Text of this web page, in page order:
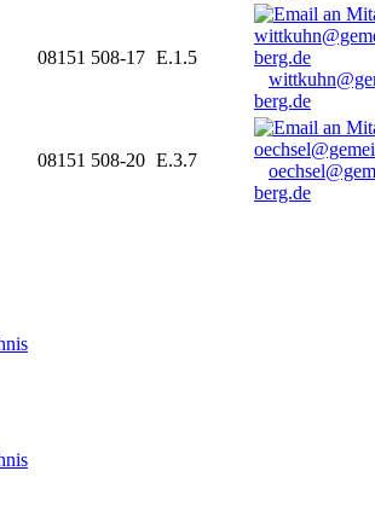
08151 508-17 E.1.5
berg.de
08151 508-20 E.3.7
berg.de